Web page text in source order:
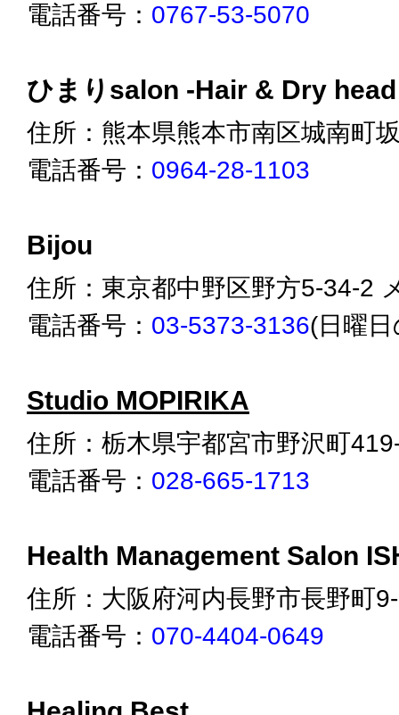
電話番号： 0767-53-5070
ひまりsalon -Hair & Dry
住所：熊本県熊本市南区城南町
電話番号： 0964-28-1103
Bijou
住所：東京都中野区野方5-34-2
電話番号： 03-5373-3136(日曜
Studio MOPIRIKA
住所：栃木県宇都宮市野沢町
電話番号： 028-665-1713
Health Management Salon
住所：大阪府河内長野市長野町
電話番号： 070-4404-0649